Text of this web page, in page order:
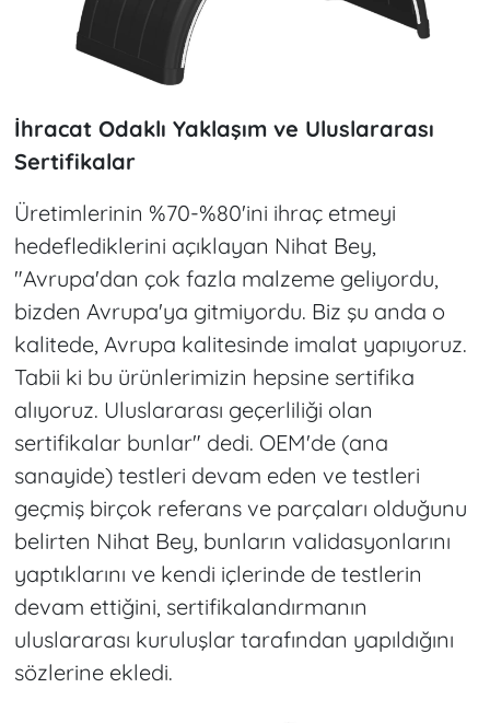
İhracat Odaklı Yaklaşım ve Uluslararası
Sertifikalar
Üretimlerinin %70-%80'ini ihraç etmeyi
hedeflediklerini açıklayan Nihat Bey,
"Avrupa'dan çok fazla malzeme geliyordu,
bizden Avrupa'ya gitmiyordu. Biz şu anda o
kalitede, Avrupa kalitesinde imalat yapıyoruz.
Tabii ki bu ürünlerimizin hepsine sertifika
alıyoruz. Uluslararası geçerliliği olan
sertifikalar bunlar" dedi. OEM'de (ana
sanayide) testleri devam eden ve testleri
geçmiş birçok referans ve parçaları olduğunu
belirten Nihat Bey, bunların validasyonlarını
yaptıklarını ve kendi içlerinde de testlerin
devam ettiğini, sertifikalandırmanın
uluslararası kuruluşlar tarafından yapıldığını
sözlerine ekledi.